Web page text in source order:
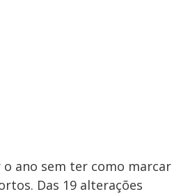
ano sem ter como marcar
Das 19 alterações